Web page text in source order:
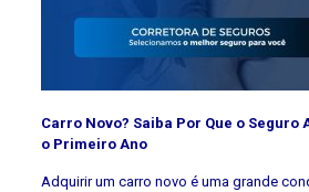
Carro Novo? Saiba Por Que o Seguro
o Primeiro Ano
Adquirir um carro novo é uma grande